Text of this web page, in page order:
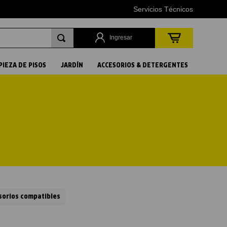
Servicios Técnicos
Ingresar
DE PISOS JARDÍN ACCESORIOS & DETERGENTES
compatibles